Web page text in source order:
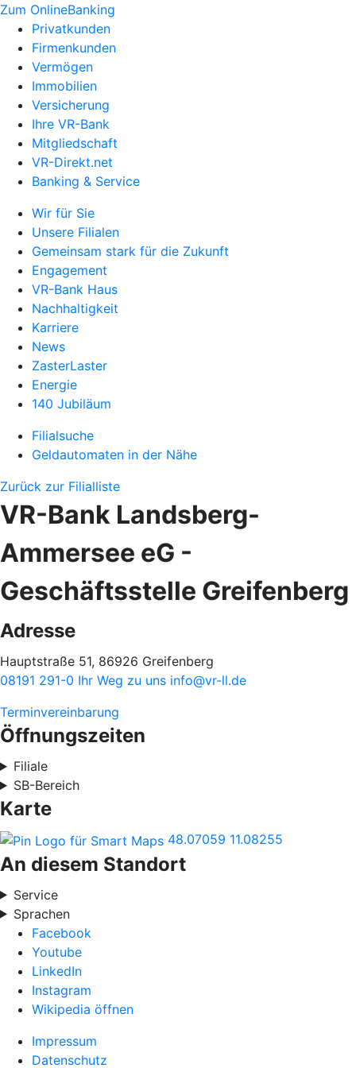
Zum OnlineBanking
Privatkunden
Firmenkunden
Vermögen
Immobilien
Versicherung
Ihre VR-Bank
Mitgliedschaft
VR-Direkt.net
Banking & Service
Wir für Sie
Unsere Filialen
Gemeinsam stark für die Zukunft
Engagement
VR-Bank Haus
Nachhaltigkeit
Karriere
News
ZasterLaster
Energie
140 Jubiläum
Filialsuche
Geldautomaten in der Nähe
Zurück zur Filialliste
VR-Bank Landsberg-
Ammersee eG -
Geschäftsstelle Greifenberg
Adresse
Hauptstraße 51, 86926 Greifenberg
08191 291-0 Ihr Weg zu uns info@vr-ll.de
Terminvereinbarung
Öffnungszeiten
Filiale
SB-Bereich
Karte
48.07059 11.08255
An diesem Standort
Service
Sprachen
Facebook
Youtube
LinkedIn
Instagram
Wikipedia öffnen
Impressum
Datenschutz